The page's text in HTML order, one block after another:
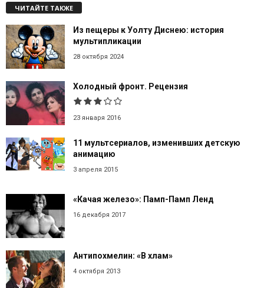
ЧИТАЙТЕ ТАКЖЕ
Из пещеры к Уолту Диснею: история
мультипликации
28 октября 2024
Холодный фронт. Рецензия
23 января 2016
11 мультсериалов, изменивших детскую
анимацию
3 апреля 2015
«Качая железо»: Памп-Памп Ленд
16 декабря 2017
Антипохмелин: «В хлам»
4 октября 2013